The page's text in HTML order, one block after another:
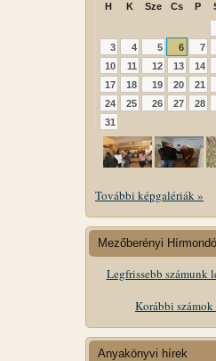
H K Sze Cs P
3
4 5 6 7
10
11 12 13 14
17
18 19 20 21
24
25 26 27 28
31
További képgalériák »
Mezőberényi Hírmondó
Legfrissebb számunk
Korábbi számok
Anyakönyvi hírek